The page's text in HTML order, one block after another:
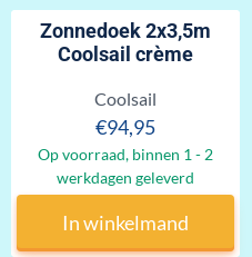
Zonnedoek 2x3,5m
Coolsail crème
Merk:
Coolsail
Prijs: 94,95
€94,95
Op voorraad, binnen 1 - 2
werkdagen geleverd
In winkelmand